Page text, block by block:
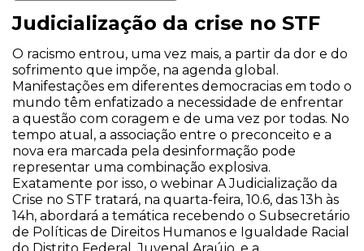
Judicialização da crise no STF
O racismo entrou, uma vez mais, a partir da dor e do
sofrimento que impõe, na agenda global.
Manifestações em diferentes democracias em todo o
mundo têm enfatizado a necessidade de enfrentar
a questão com coragem e de uma vez por todas. No
tempo atual, a associação entre o preconceito e a
nova era marcada pela desinformação pode
representar uma combinação explosiva.
Exatamente por isso, o webinar A Judicialização da
Crise no STF tratará, na quarta-feira, 10.6, das 13h às
14h, abordará a temática recebendo o Subsecretário
de Políticas de Direitos Humanos e Igualdade Racial